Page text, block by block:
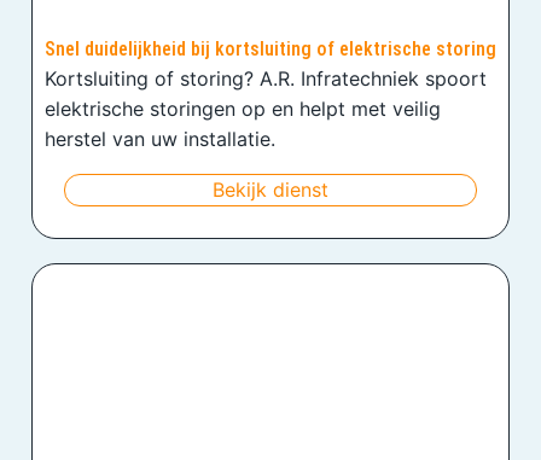
Snel duidelijkheid bij kortsluiting of elektrische storing
Kortsluiting of storing? A.R. Infratechniek spoort
elektrische storingen op en helpt met veilig
herstel van uw installatie.
Bekijk dienst